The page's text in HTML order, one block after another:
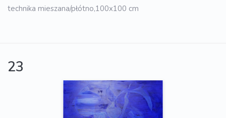
technika mieszana/płótno,100x100 cm
23